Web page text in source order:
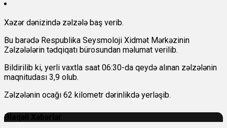
Xəzər dənizində zəlzələ baş verib.
Bu barədə Respublika Seysmoloji Xidmət Mərkəzinin
Zəlzələlərin tədqiqatı bürosundan məlumat verilib.
Bildirilib ki, yerli vaxtla saat 06:30-da qeydə alınan zəlzələnin
maqnitudası 3,9 olub.
Zəlzələnin ocağı 62 kilometr dərinlikdə yerləşib.
Əlaqəli Xəbərlər